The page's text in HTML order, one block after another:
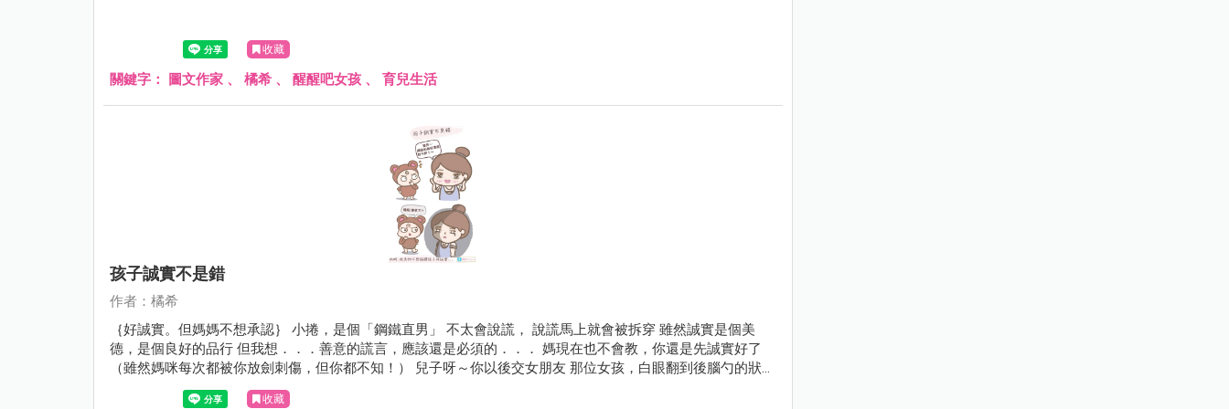
收藏
關鍵字： 圖文作家 、 橘希 、 醒醒吧女孩 、 育兒生活
孩子誠實不是錯
作者：橘希
｛好誠實。但媽媽不想承認｝ 小捲，是個「鋼鐵直男」 不太會說謊， 說謊馬上就會被拆穿 雖然誠實是個美
德，是個良好的品行 但我想．．．善意的謊言，應該還是必須的．．． 媽現在也不會教，你還是先誠實好了
（雖然媽咪每次都被你放劍刺傷，但你都不知！） 兒子呀～你以後交女朋友 那位女孩，白眼翻到後腦勺的狀況
應該不會比媽少 她的眼睛可能會抽筋???
收藏